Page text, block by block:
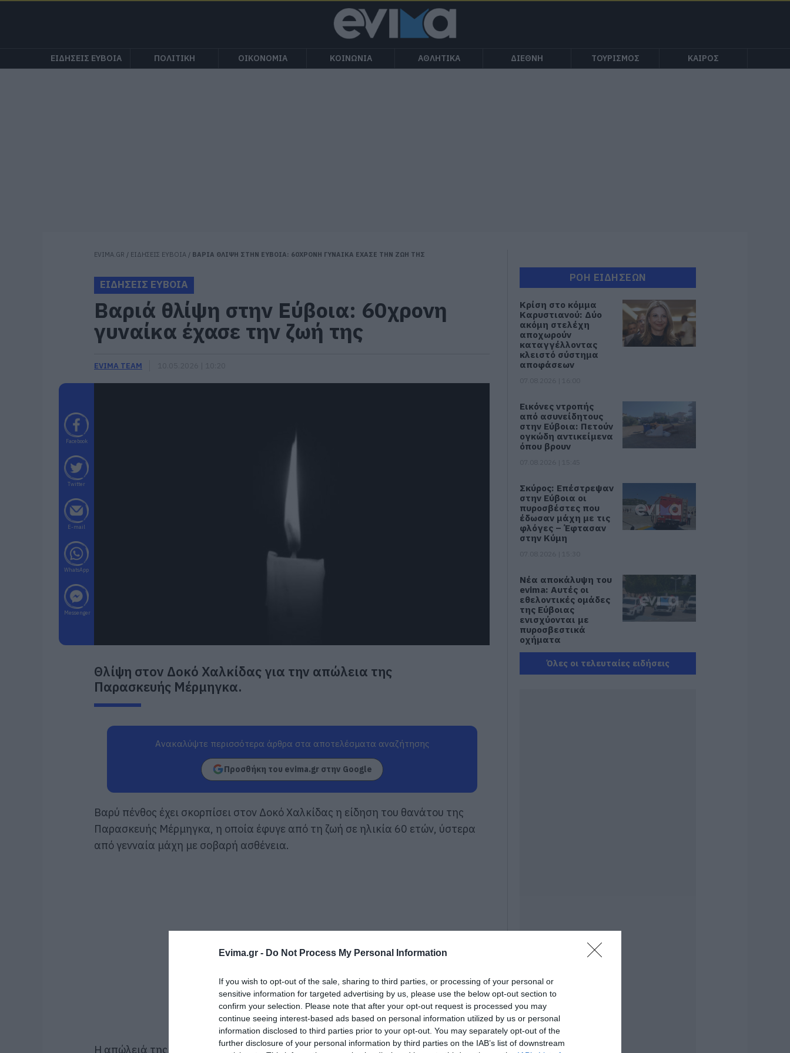
Evima.gr - Do Not Process My Personal Information
If you wish to opt-out of the sale, sharing to third parties, or processing of your personal or
sensitive information for targeted advertising by us, please use the below opt-out section to
confirm your selection. Please note that after your opt-out request is processed you may
continue seeing interest-based ads based on personal information utilized by us or personal
information disclosed to third parties prior to your opt-out. You may separately opt-out of the
further disclosure of your personal information by third parties on the IAB’s list of downstream
ΕΙΔΗΣΕΙΣ ΕΥΒΟΙΑ ΠΟΛΙΤΙΚΗ ΟΙΚΟΝΟΜΙΑ ΚΟΙΝΩΝΙΑ ΑΘΛΗΤΙΚΑ ΔΙΕΘΝΗ ΤΟΥΡΙΣΜΟΣ ΚΑΙΡΟΣ
EVIMA.GR / ΕΙΔΗΣΕΙΣ ΕΥΒΟΙΑ / ΒΑΡΙΑ ΘΛΙΨΗ ΣΤΗΝ ΕΥΒΟΙΑ: 60ΧΡΟΝΗ ΓΥΝΑΙΚΑ ΕΧΑΣΕ ΤΗΝ ΖΩΗ ΤΗΣ
ΕΙΔΗΣΕΙΣ ΕΥΒΟΙΑ
Βαριά θλίψη στην Εύβοια: 60χρονη
γυναίκα έχασε την ζωή της
EVIMA TEAM
Facebook
Twitter
E-mail
WhatsApp
Messenger
Θλίψη στον Δοκό Χαλκίδας για την απώλεια της
Παρασκευής Μέρμηγκα.
Ανακαλύψτε περισσότερα άρθρα στα αποτελέσματα αναζήτησης
Προσθήκη του evima.gr στην Google
Βαρύ πένθος έχει σκορπίσει στον Δοκό Χαλκίδας η είδηση του θανάτου της
Παρασκευής Μέρμηγκα, η οποία έφυγε από τη ζωή σε ηλικία 60 ετών, ύστερα
από γενναία μάχη με σοβαρή ασθένεια.
Η απώλειά της έχει προκαλέσει βαθιά οδύνη στους οικείους της και σε όσους τη
ΡΟΗ ΕΙΔΗΣΕΩΝ
Κρίση στο κόμμα
Καρυστιανού: Δύο
ακόμη στελέχη
αποχωρούν
καταγγέλλοντας
κλειστό σύστημα
αποφάσεων
Εικόνες ντροπής
από ασυνείδητους
στην Εύβοια: Πετούν
ογκώδη αντικείμενα
όπου βρουν
Σκύρος: Επέστρεψαν
στην Εύβοια οι
πυροσβέστες που
έδωσαν μάχη με τις
φλόγες – Έφτασαν
στην Κύμη
Νέα αποκάλυψη του
evima: Αυτές οι
εθελοντικές ομάδες
της Εύβοιας
ενισχύονται με
πυροσβεστικά
οχήματα
Νεκρός ανασύρθηκε
69χρονος λουόμενος
07.08.2026 | 14:00
Μεγάλο πανηγύρι
Όλες οι τελευταίες ειδήσεις